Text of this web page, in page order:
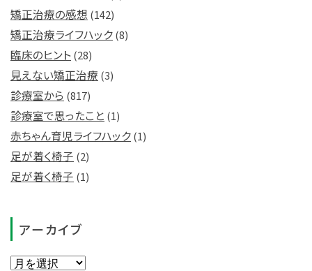
矯正治療の感想 (142)
矯正治療ライフハック(8)
臨床のヒント(28)
見えない矯正治療 (3)
診療室から (817)
診療室で思ったこと (1)
赤ちゃん育児ライフハック(1)
足が着く椅子 (2)
足が着く椅子 (1)
アーカイブ